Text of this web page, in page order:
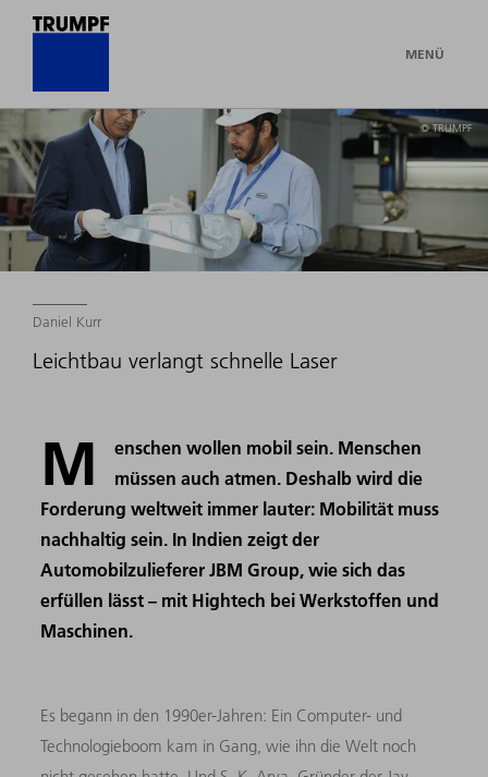
MENÜ
© TRUMPF
Daniel Kurr
Leichtbau verlangt schnelle Laser
M
enschen wollen mobil sein. Menschen
müssen auch atmen. Deshalb wird die
Forderung weltweit immer lauter: Mobilität muss
nachhaltig sein. In Indien zeigt der
Automobilzulieferer JBM Group, wie sich das
erfüllen lässt – mit Hightech bei Werkstoffen und
Maschinen.
Es begann in den 1990er-Jahren: Ein Computer- und
Technologieboom kam in Gang, wie ihn die Welt noch